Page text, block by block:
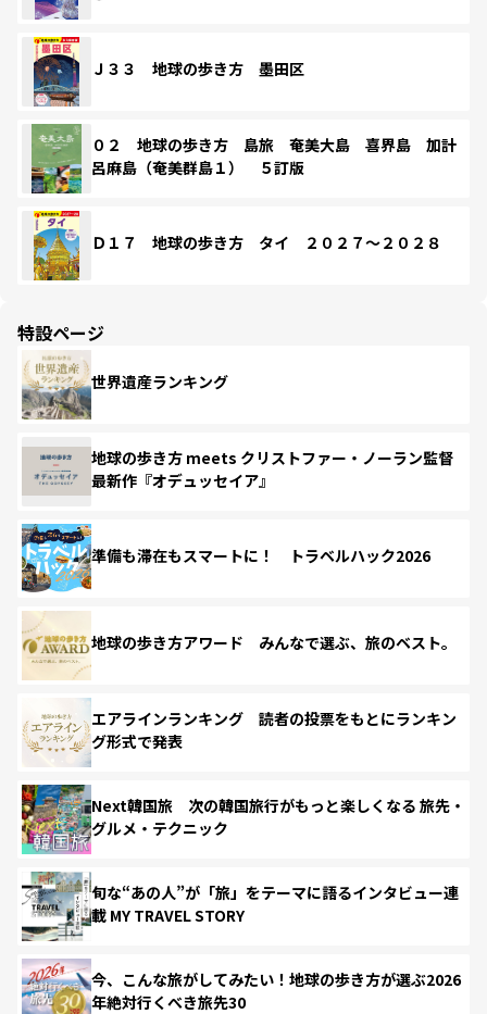
Ｊ３３ 地球の歩き方 墨田区
０２ 地球の歩き方 島旅 奄美大島 喜界島 加計
呂麻島（奄美群島１） ５訂版
Ｄ１７ 地球の歩き方 タイ ２０２７～２０２８
特設ページ
世界遺産ランキング
地球の歩き方 meets クリストファー・ノーラン監督
最新作『オデュッセイア』
準備も滞在もスマートに！ トラベルハック2026
地球の歩き方アワード みんなで選ぶ、旅のベスト。
エアラインランキング 読者の投票をもとにランキン
グ形式で発表
Next韓国旅 次の韓国旅行がもっと楽しくなる 旅先・
グルメ・テクニック
旬な“あの人”が「旅」をテーマに語るインタビュー連
載 MY TRAVEL STORY
今、こんな旅がしてみたい！地球の歩き方が選ぶ2026
年絶対行くべき旅先30